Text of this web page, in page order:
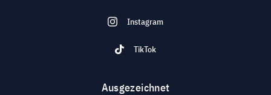
Instagram
TikTok
Ausgezeichnet